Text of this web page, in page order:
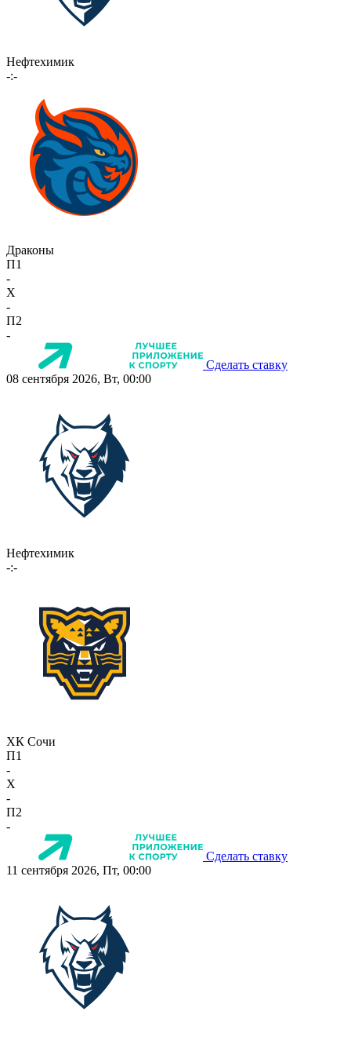
Нефтехимик
-:-
Драконы
П1
-
X
-
П2
-
Сделать ставку
08 сентября 2026, Вт, 00:00
Нефтехимик
-:-
ХК Сочи
П1
-
X
-
П2
-
Сделать ставку
11 сентября 2026, Пт, 00:00